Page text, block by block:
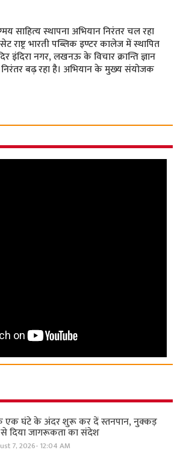
साहित्‍य स्‍थापना अभियान निरंतर चल रहा
राष्ट्र भारती पब्लिक इण्टर कालेज में स्‍थ‍ापित
इंदिरा नगर, लखनऊ के विचार क्रान्ति ज्ञान
निरंतर बढ़ रहा है। अभियान के मुख्‍य संयोजक
एक घंटे के अंदर शुरू कर दें स्तनपान, नुक्कड़
दिया जागरूकता का संदेश
7, 2026- 12:04 AM